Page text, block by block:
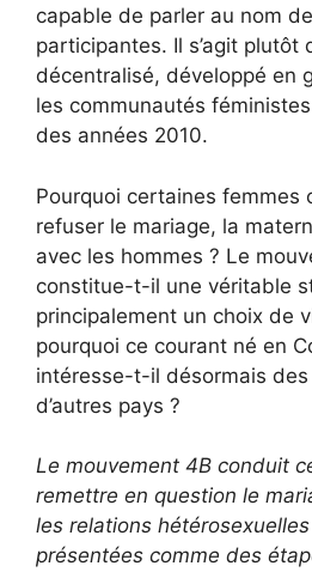
capable de parler au nom
participantes. Il s’agit plutôt
décentralisé, développé en
les communautés
des années 2010.
Pourquoi certaines femmes
refuser le mariage, la
avec les hommes ? Le
constitue-t-il une véritable
principalement un choix de
pourquoi ce courant né en
intéresse-t-il désormais
d’autres pays ?
Le mouvement 4B conduit
remettre en question le
les relations
présentées comme des